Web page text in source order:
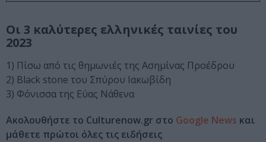
Οι 3 καλύτερες ελληνικές ταινίες του
2023
1) Πίσω από τις θημωνιές της Ασημίνας Προέδρου
2) Black stone του Σπύρου Ιακωβίδη
3) Φόνισσα της Εύας Νάθενα
Ακολουθήστε το Culturenow.gr στο Google News και
μάθετε πρώτοι όλες τις ειδήσεις